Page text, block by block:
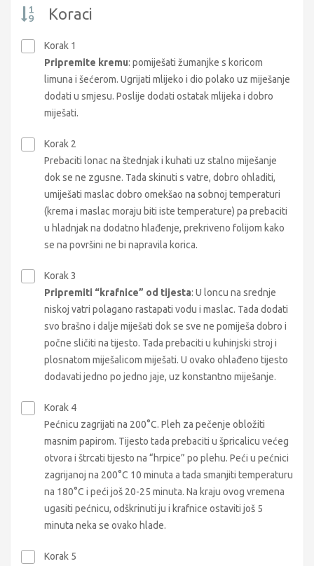
Koraci
Korak 1
Pripremite kremu: pomiješati žumanjke s koricom
limuna i šećerom. Ugrijati mlijeko i dio polako uz miješanje
dodati u smjesu. Poslije dodati ostatak mlijeka i dobro
miješati.
Korak 2
Prebaciti lonac na štednjak i kuhati uz stalno miješanje
dok se ne zgusne. Tada skinuti s vatre, dobro ohladiti,
umiješati maslac dobro omekšao na sobnoj temperaturi
(krema i maslac moraju biti iste temperature) pa prebaciti
u hladnjak na dodatno hlađenje, prekriveno folijom kako
se na površini ne bi napravila korica.
Korak 3
Pripremiti “krafnice” od tijesta: U loncu na srednje
niskoj vatri polagano rastapati vodu i maslac. Tada dodati
svo brašno i dalje miješati dok se sve ne pomiješa dobro i
počne sličiti na tijesto. Tada prebaciti u kuhinjski stroj i
plosnatom miješalicom miješati. U ovako ohlađeno tijesto
dodavati jedno po jedno jaje, uz konstantno miješanje.
Korak 4
Pećnicu zagrijati na 200°C. Pleh za pečenje obložiti
masnim papirom. Tijesto tada prebaciti u špricalicu većeg
otvora i štrcati tijesto na “hrpice” po plehu. Peći u pećnici
zagrijanoj na 200°C 10 minuta a tada smanjiti temperaturu
na 180°C i peći još 20-25 minuta. Na kraju ovog vremena
ugasiti pećnicu, odškrinuti ju i krafnice ostaviti još 5
minuta neka se ovako hlade.
Korak 5